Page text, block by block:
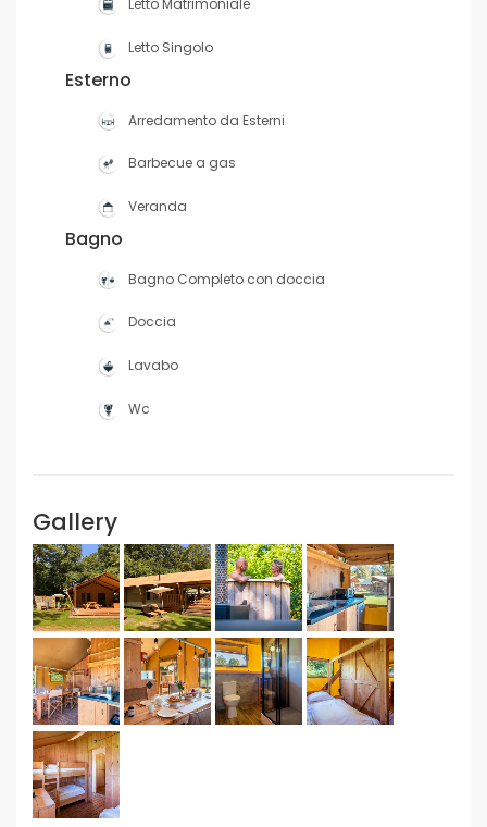
Letto Matrimoniale
Letto Singolo
Esterno
Arredamento da Esterni
Barbecue a gas
Veranda
Bagno
Bagno Completo con doccia
Doccia
Lavabo
Wc
Gallery